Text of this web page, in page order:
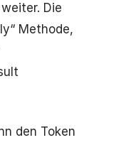
Die
Methode,
den Token